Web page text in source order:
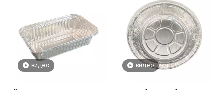
доверенный
производитель
контейнеров из
алюминиевой фольги,
экспортирующий в
пищевой фонари и
сковородки -
безопасная морозильная
морозильная камера,
экологически чистые
видео видео